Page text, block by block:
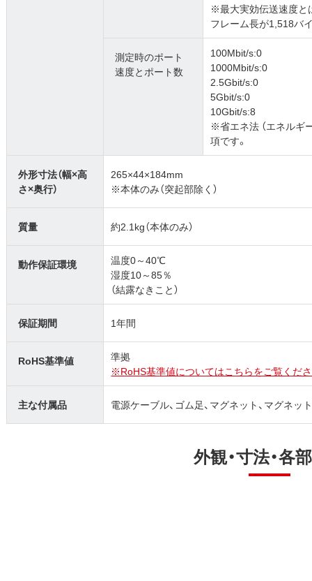
※最大実効伝送速度と
フレーム長が1,518バ
測定時のポート
速度とポート数
100Mbit/s:0
1000Mbit/s:0
2.5Gbit/s:0
5Gbit/s:0
10Gbit/s:8
※省エネ法 （エネルギ
項です。
外形寸法（幅×高
さ×奥行）
265×44×184mm
※本体のみ（突起部除く）
質量 約2.1kg（本体のみ）
動作保証環境
温度0～40℃
湿度10～85％
（結露なきこと）
保証期間 1年間
RoHS基準値
準拠
※RoHS基準値についてはこちらをご覧くだ
主な付属品 電源ケーブル、ゴム足、マグネット、マグネッ
外観・寸法・各